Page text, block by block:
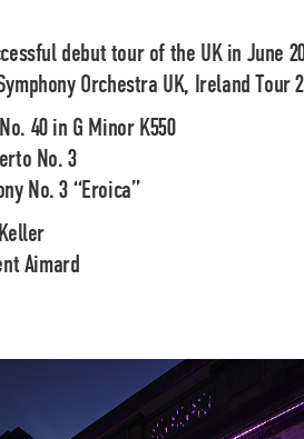
debut tour of the UK in June
Orchestra UK, Ireland Tour
40 in G Minor K550
No. 3
No. 3 “Eroica”
Aimard